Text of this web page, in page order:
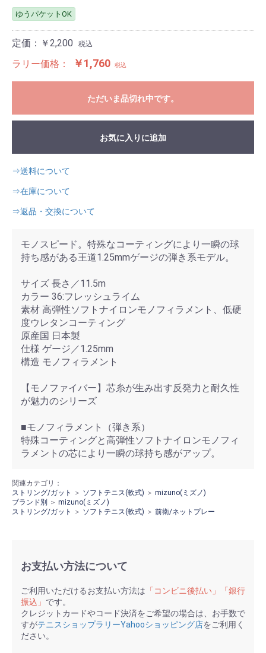
ゆうパケットOK
定価：￥2,200 税込
ラリー価格： ￥1,760 税込
ただいま品切れ中です。
お気に入りに追加
⇒送料について
⇒在庫について
⇒返品・交換について
モノスピード。特殊なコーティングにより一瞬の球
持ち感がある王道1.25mmゲージの弾き系モデル。
サイズ 長さ／11.5m
カラー 36:フレッシュライム
素材 高弾性ソフトナイロンモノフィラメント、低硬
度ウレタンコーティング
原産国 日本製
仕様 ゲージ／1.25mm
構造 モノフィラメント
【モノファイバー】芯糸が生み出す反発力と耐久性
が魅力のシリーズ
■モノフィラメント（弾き系）
特殊コーティングと高弾性ソフトナイロンモノフィ
ラメントの芯により一瞬の球持ち感がアップ。
関連カテゴリ：
ストリング/ガット
＞ ソフトテニス(軟式) ＞ mizuno(ミズノ)
ブランド別
＞ mizuno(ミズノ)
ストリング/ガット
＞ ソフトテニス(軟式) ＞ 前衛/ネットプレー
お支払い方法について
ご利用いただけるお支払い方法は 「コンビニ後払い」「銀行
振込」 です。
クレジットカードやコード決済をご希望の場合は、お手数で
すがテニスショップラリーYahooショッピング店をご利用く
ださい。